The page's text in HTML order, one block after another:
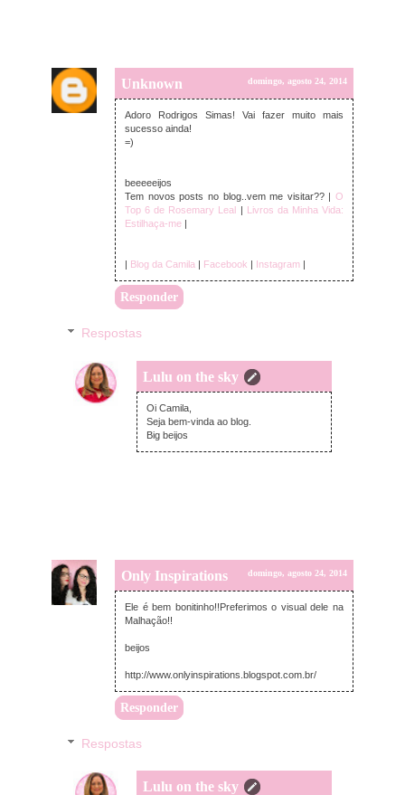
Unknown domingo, agosto 24, 2014
Adoro Rodrigos Simas! Vai fazer muito mais
sucesso ainda!
=)
beeeeeijos
Tem novos posts no blog..vem me visitar?? | O
Top 6 de Rosemary Leal
Livros da Minha Vida:
Estilhaça-me
Blog da Camila Facebook Instagram
Responder
Respostas
Lulu on the sky
segunda-feira, agosto 25, 2014
Oi Camila,
Seja bem-vinda ao blog.
Big beijos
Only Inspirations domingo, agosto 24, 2014
Ele é bem bonitinho!!Preferimos o visual dele na
Malhação!!
beijos
http://www.onlyinspirations.blogspot.com.br/
Responder
Respostas
Lulu on the sky